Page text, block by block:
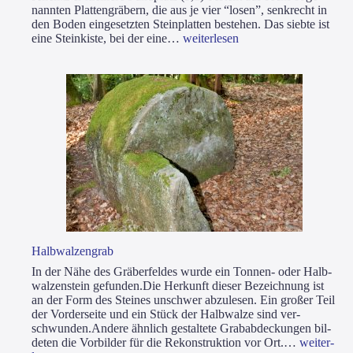
nann­ten Plat­ten­grä­bern, die aus je vier “losen”, senk­recht in
den Boden ein­ge­setz­ten Stein­plat­ten bestehen. Das sieb­te ist
eine Stein­kis­te, bei der eine… Grä­
der
wei­ter­le­sen
Halb­wal­zen­grab
In der Nähe des Grä­ber­fel­des wur­de ein Ton­­nen- oder Halb­
wal­zen­stein gefun­den.Die Her­kunft die­ser Bezeich­nung ist
an der Form des Stei­nes unschwer abzu­le­sen. Ein gro­ßer Teil
der Vor­der­sei­te und ein Stück der Halb­wal­ze sind ver­
schwun­den.Ande­re ähn­lich gestal­te­te Grab­ab­de­ckun­gen bil­
de­ten die Vor­bil­der für die Rekon­struk­ti­on vor Ort.… Halb­
wei­ter­